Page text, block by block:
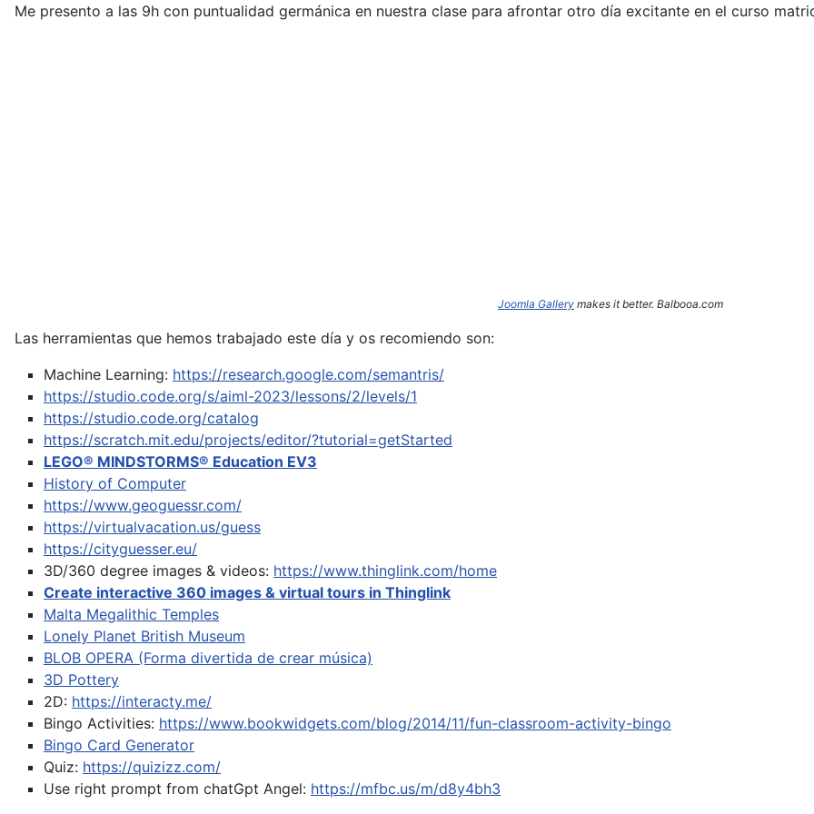
Me presento a las 9h con puntualidad germánica en nuestra clase para afrontar otro día excitante en el curso
Joomla Gallery makes it better. Balbooa.com
Las herramientas que hemos trabajado este día y os recomiendo son:
Machine Learning: https://research.google.com/semantris/
https://studio.code.org/s/aiml-2023/lessons/2/levels/1
https://studio.code.org/catalog
https://scratch.mit.edu/projects/editor/?tutorial=getStarted
LEGO® MINDSTORMS® Education EV3
History of Computer
https://www.geoguessr.com/
https://virtualvacation.us/guess
https://cityguesser.eu/
3D/360 degree images & videos: https://www.thinglink.com/home
Create interactive 360 images & virtual tours in Thinglink
Malta Megalithic Temples
Lonely Planet British Museum
BLOB OPERA (Forma divertida de crear música)
3D Pottery
2D: https://interacty.me/
Bingo Activities: https://www.bookwidgets.com/blog/2014/11/fun-classroom-activity-bingo
Bingo Card Generator
Quiz: https://quizizz.com/
Use right prompt from chatGpt Angel: https://mfbc.us/m/d8y4bh3